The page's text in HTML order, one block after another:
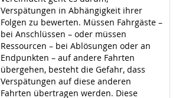
Verspätungen in Abhängigkeit ihrer
Folgen zu bewerten. Müssen Fahrgäste –
bei Anschlüssen – oder müssen
Ressourcen – bei Ablösungen oder an
Endpunkten – auf andere Fahrten
übergehen, besteht die Gefahr, dass
Verspätungen auf diese anderen
Fahrten übertragen werden. Diese